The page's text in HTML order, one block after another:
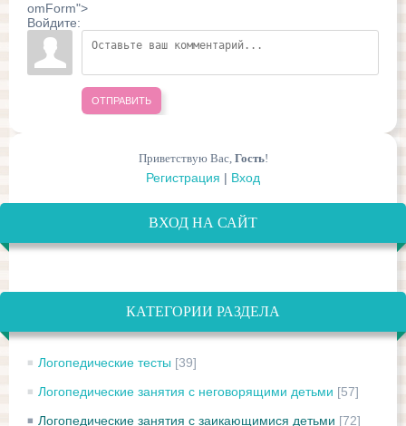
omForm">
Войдите:
ОТПРАВИТЬ
Приветствую Вас, Гость!
Регистрация | Вход
ВХОД НА САЙТ
КАТЕГОРИИ РАЗДЕЛА
Логопедические тесты [39]
Логопедические занятия с неговорящими детьми [57]
Логопедические занятия с заикающимися детьми [72]